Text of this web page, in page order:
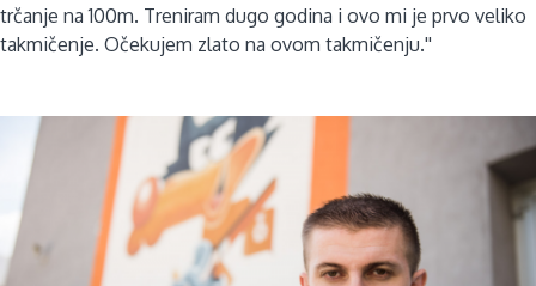
trčanje na 100m. Treniram dugo godina i ovo mi je prvo veliko
takmičenje. Očekujem zlato na ovom takmičenju.''